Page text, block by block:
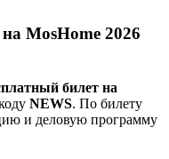
MosHome 2026
билет на
NEWS. По билету
и деловую программу